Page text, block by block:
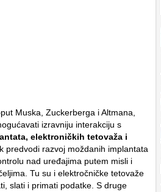
Muska, Zuckerberga i Altmana,
izravniju interakciju s
elektroničkih tetovaža i
predvodi razvoj moždanih implantata
nad uređajima putem misli i
Tu su i elektročničke tetovaže
slati i primati podatke. S druge